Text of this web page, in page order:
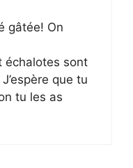
gâtée! On
échalotes sont
que tu
tu les as